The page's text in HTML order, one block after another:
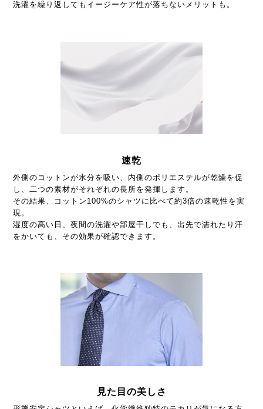
洗濯を繰り返してもイージーケア性が落ちないメリットも。
速乾
外側のコットンが水分を吸い、内側のポリエステルが乾燥を促
し、二つの素材がそれぞれの長所を発揮します。
その結果、コットン100%のシャツに比べて約3倍の速乾性を実
現。
湿度の高い日、夜間の洗濯や部屋干しでも、出先で濡れたり汗
をかいても、その効果が確認できます。
見た目の美しさ